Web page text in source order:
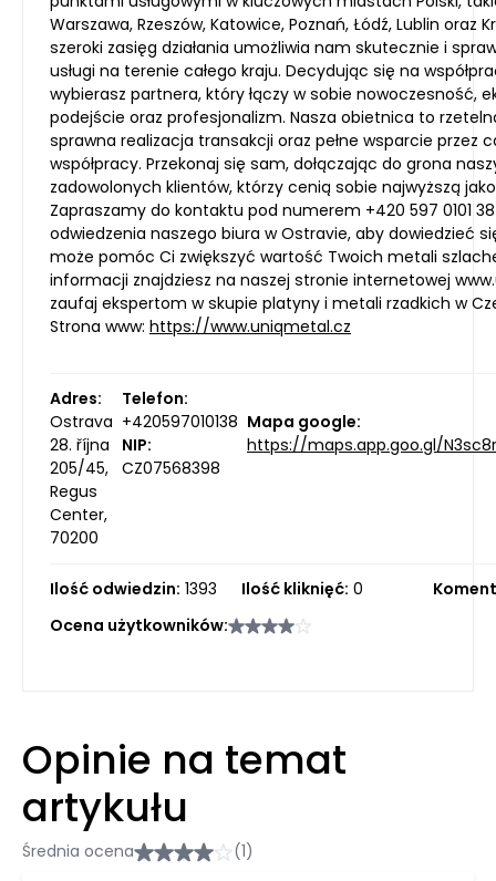
Warszawa, Rzeszów, Katowice, Poznań, Łódź, Lublin oraz
szeroki zasięg działania umożliwia nam skutecznie i
usługi na terenie całego kraju. Decydując się na
wybierasz partnera, który łączy w sobie nowoczesność,
podejście oraz profesjonalizm. Nasza obietnica to
sprawna realizacja transakcji oraz pełne wsparcie przez
współpracy. Przekonaj się sam, dołączając do grona
zadowolonych klientów, którzy cenią sobie najwyższą
Zapraszamy do kontaktu pod numerem +420 597 0101
odwiedzenia naszego biura w Ostravie, aby dowiedzieć
może pomóc Ci zwiększyć wartość Twoich metali
informacji znajdziesz na naszej stronie internetowej
zaufaj ekspertom w skupie platyny i metali rzadkich w
Strona www: https://www.uniqmetal.cz
Adres:
Ostrava
28. října
205/45,
Regus
Center,
70200
Telefon:
+420597010138
NIP:
CZ07568398
Mapa google:
https://maps.app.goo.gl/
Ilość odwiedzin: 1393 Ilość kliknięć: 0
Ocena użytkowników:
Opinie na temat
artykułu
Średnia ocena (1)